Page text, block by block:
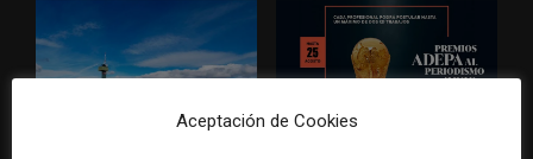
Aceptación de Cookies